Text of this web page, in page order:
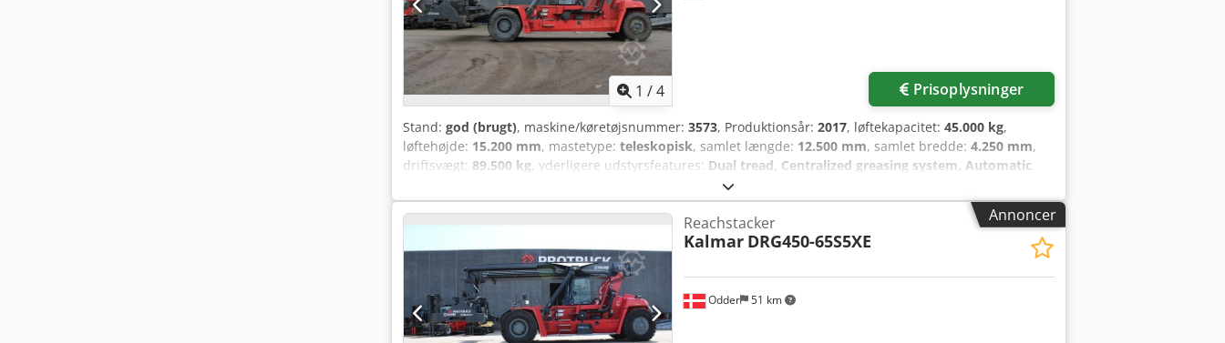
1 /4 Prisoplysninger
Stand: god (brugt), maskine/køretøjsnummer: 3573, Produktionsår: 2017, løftekapacitet: 45.000 kg,
løftehøjde: 15.200 mm, mastetype: teleskopisk, samlet længde: 12.500 mm, samlet bredde: 4.250 mm,
driftsvægt: 89.500 kg, yderligere udstyrsfeatures: Dual tread, Centralized greasing system, Automatic
Greasing System for spreader and inner boom, Hydraulic sliding cabin
DRG450-75C5XS from Uniktruck Wheel type – Drive wheel: Wheel type – Steering wheel: Wheel size – Drive
wheel: 18.00-33 Credpfx Ajyuin Eom Tsf Wheel size – Steering wheel: 18.00-33
Annoncer
Odder 51 km
Reachstacker
Kalmar DRG450-65S5XE